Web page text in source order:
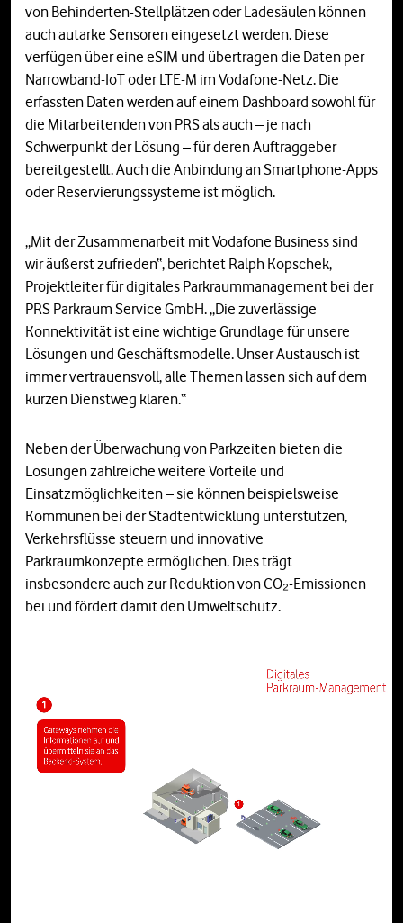
von Behinderten-Stellplätzen oder Ladesäulen können
auch autarke Sensoren eingesetzt werden. Diese
verfügen über eine eSIM und übertragen die Daten per
Narrowband-IoT oder LTE-M im Vodafone-Netz. Die
erfassten Daten werden auf einem Dashboard sowohl für
die Mitarbeitenden von PRS als auch – je nach
Schwerpunkt der Lösung – für deren Auftraggeber
bereitgestellt. Auch die Anbindung an Smartphone-Apps
oder Reservierungssysteme ist möglich.
„Mit der Zusammenarbeit mit Vodafone Business sind
wir äußerst zufrieden“, berichtet Ralph Kopschek,
Projektleiter für digitales Parkraummanagement bei der
PRS Parkraum Service GmbH. „Die zuverlässige
Konnektivität ist eine wichtige Grundlage für unsere
Lösungen und Geschäftsmodelle. Unser Austausch ist
immer vertrauensvoll, alle Themen lassen sich auf dem
kurzen Dienstweg klären.“
Neben der Überwachung von Parkzeiten bieten die
Lösungen zahlreiche weitere Vorteile und
Einsatzmöglichkeiten – sie können beispielsweise
Kommunen bei der Stadtentwicklung unterstützen,
Verkehrsflüsse steuern und innovative
Parkraumkonzepte ermöglichen. Dies trägt
insbesondere auch zur Reduktion von CO₂-Emissionen
bei und fördert damit den Umweltschutz.